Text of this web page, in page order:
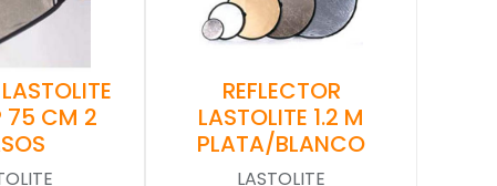
75 CM 2
REFLECTOR
LASTOLITE 1.2 M
PLATA/BLANCO
LASTOLITE